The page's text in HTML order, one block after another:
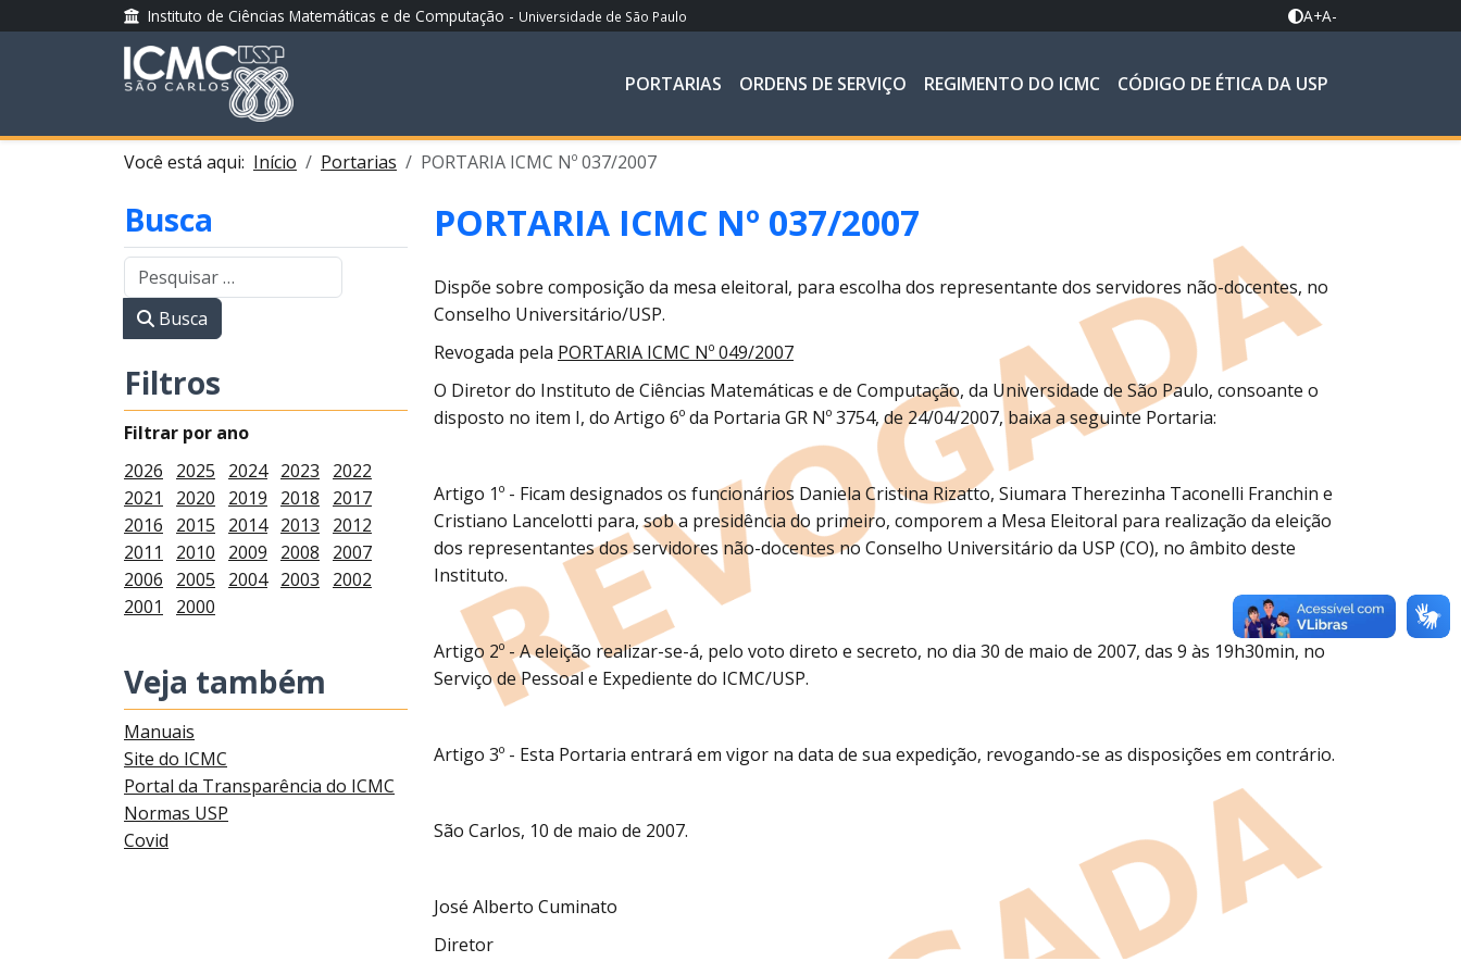
Instituto de Ciências Matemáticas e de Computação - Universidade de São Paulo A+A-
PORTARIAS ORDENS DE SERVIÇO REGIMENTO DO ICMC CÓDIGO DE ÉTICA DA USP
Você está aqui: Início Portarias PORTARIA ICMC Nº 037/2007
Busca
Busca
Filtros
Filtrar por ano
2026
2025 2024 2023
2022
2021
2020 2019 2018
2017
2016
2015 2014 2013
2012
2011
2010 2009 2008
2007
2006
2005 2004 2003
2002
2001
2000
Veja também
Manuais
Site do ICMC
Portal da Transparência do ICMC
Normas USP
Covid
PORTARIA ICMC Nº 037/2007
Dispõe sobre composição da mesa eleitoral, para escolha dos representante dos servidores não-docentes, no
Conselho Universitário/USP.
Revogada pela PORTARIA ICMC Nº 049/2007
O Diretor do Instituto de Ciências Matemáticas e de Computação, da Universidade de São Paulo, consoante o
disposto no item I, do Artigo 6º da Portaria GR Nº 3754, de 24/04/2007, baixa a seguinte Portaria:
Artigo 1º - Ficam designados os funcionários Daniela Cristina Rizatto, Siumara Therezinha Taconelli Franchin e
Cristiano Lancelotti para, sob a presidência do primeiro, comporem a Mesa Eleitoral para realização da eleição
dos representantes dos servidores não-docentes no Conselho Universitário da USP (CO), no âmbito deste
Instituto.
Artigo 2º - A eleição realizar-se-á, pelo voto direto e secreto, no dia 30 de maio de 2007, das 9 às 19h30min, no
Serviço de Pessoal e Expediente do ICMC/USP.
Artigo 3º - Esta Portaria entrará em vigor na data de sua expedição, revogando-se as disposições em contrário.
São Carlos, 10 de maio de 2007.
José Alberto Cuminato
Diretor